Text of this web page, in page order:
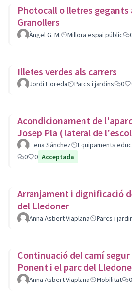
Photocall o lletres gegants
Granollers
Àngel G. M. Millora espai públic
Illetes verdes als carrers
Jordi Lloreda Parcs i jardins 0
Acondicionament de
Josep Pla ( lateral de
Elena Sánchez
Equipaments
0
0 Acceptada
Arranjament i dignificació
del Lledoner
Anna Asbert Viaplana Parcs i
Continuació del camí
Ponent i el parc del
Anna Asbert Viaplana Mobilitat 0